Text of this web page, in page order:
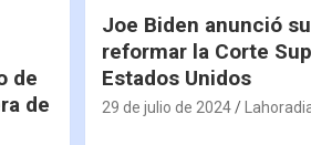
de
de
Joe Biden anunció
reformar la Corte
Estados Unidos
29 de julio de 2024